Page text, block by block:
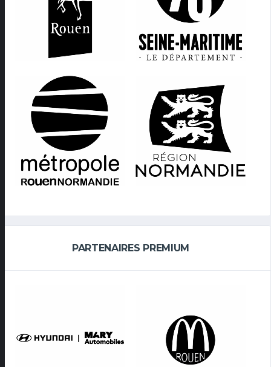
PARTENAIRES PREMIUM